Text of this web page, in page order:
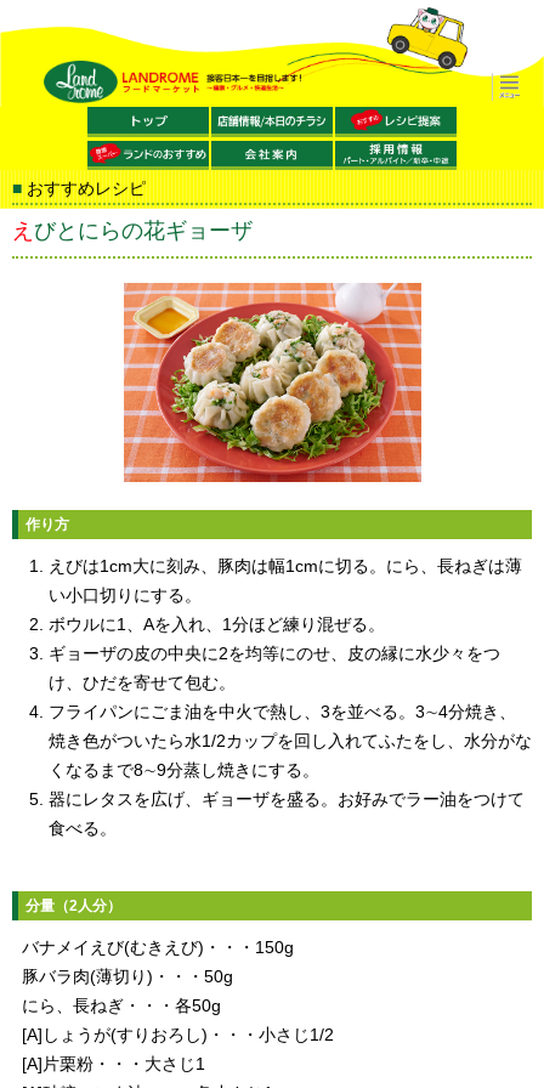
おすすめレシピ
えびとにらの花ギョーザ
作り方
えびは1cm大に刻み、豚肉は幅1cmに切る。にら、長ねぎは薄
い小口切りにする。
ボウルに1、Aを入れ、1分ほど練り混ぜる。
ギョーザの皮の中央に2を均等にのせ、皮の縁に水少々をつ
け、ひだを寄せて包む。
フライパンにごま油を中火で熱し、3を並べる。3∼4分焼き、
焼き色がついたら水1/2カップを回し入れてふたをし、水分がな
くなるまで8∼9分蒸し焼きにする。
器にレタスを広げ、ギョーザを盛る。お好みでラー油をつけて
食べる。
分量（2人分）
バナメイえび(むきえび)・・・150g
豚バラ肉(薄切り)・・・50g
にら、長ねぎ・・・各50g
[A]しょうが(すりおろし)・・・小さじ1/2
[A]片栗粉・・・大さじ1